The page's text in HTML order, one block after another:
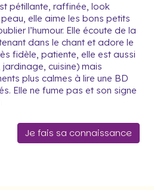
pétillante, raffinée, look
elle aime les bons petits
l’humour. Elle écoute de la
dans le chant et adore le
fidèle, patiente, elle est aussi
cuisine) mais
plus calmes à lire une BD
Elle ne fume pas et son signe
Je fais sa connaissance